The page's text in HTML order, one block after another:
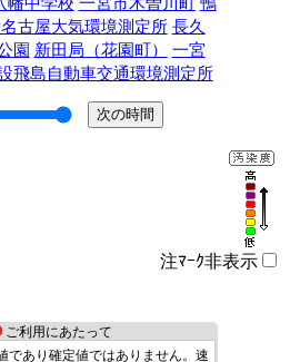
幡中学校 一宮市木曽川町 鴨
名古屋大気環境測定所 長久
園 新田局（花園町）
一宮
飛島自動車交通環境測定所
注ﾏｰｸ非表示
ご利用にあたって
であり確定値ではありません。速